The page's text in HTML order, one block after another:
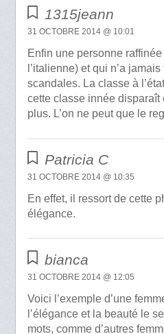
1315jeann
31 OCTOBRE 2014 @ 10:01
Enfin une personne
l’italienne) et qui n’a
scandales. La classe à
cette classe innée disparaît
plus. L’on ne peut que le
Patricia C
31 OCTOBRE 2014 @ 10:35
En effet, il ressort de cette
élégance.
bianca
31 OCTOBRE 2014 @ 12:05
Voici l’exemple d’une
l’élégance et la beauté le
mots, comme d’autres